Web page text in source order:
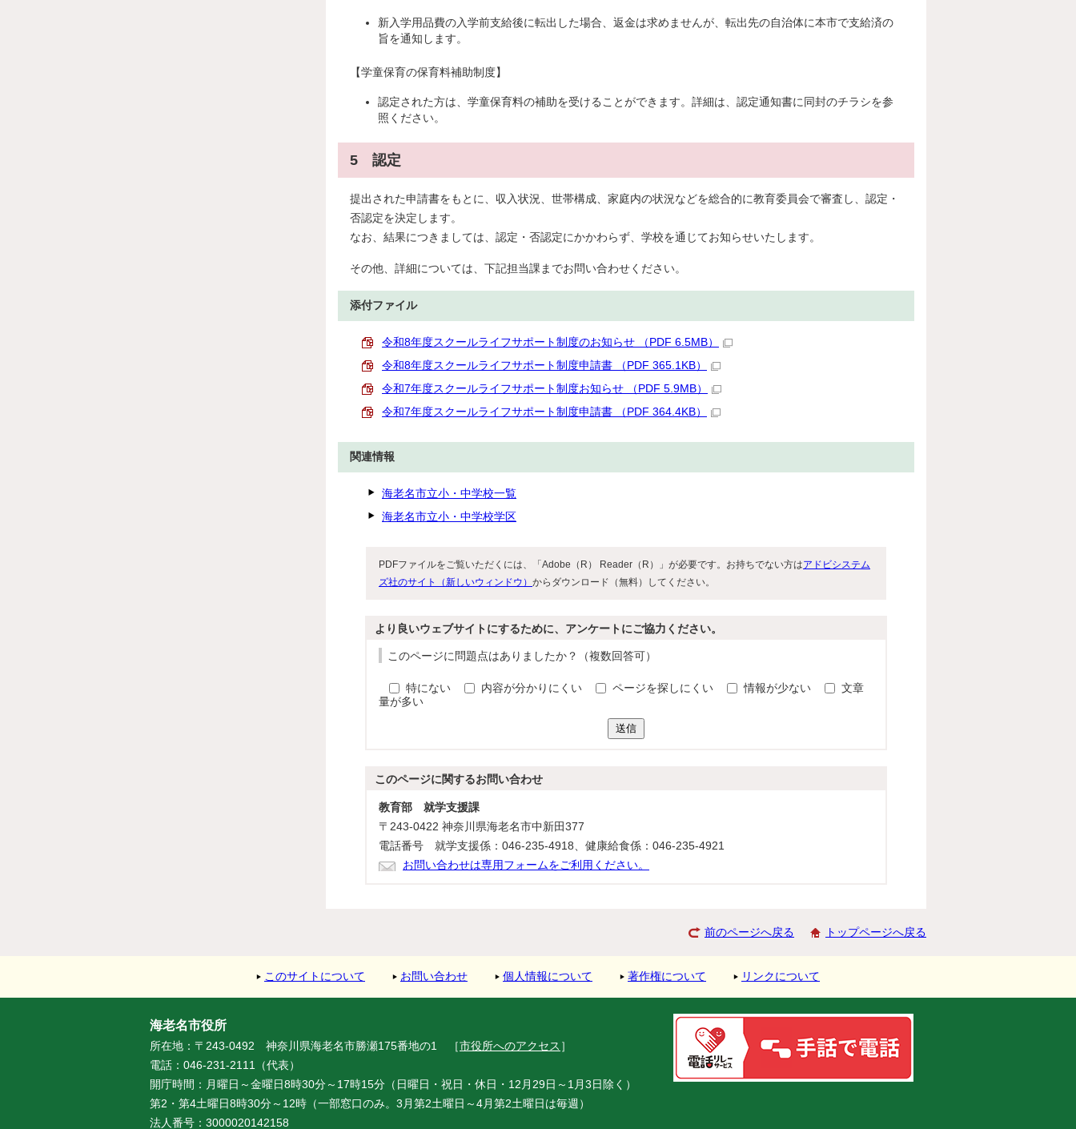
新入学用品費の入学前支給後に転出した場合、返金は求めませんが、転出先の自治体に本市で支給済の
旨を通知します。
【学童保育の保育料補助制度】
認定された方は、学童保育料の補助を受けることができます。詳細は、認定通知書に同封のチラシを参
照ください。
5 認定
提出された申請書をもとに、収入状況、世帯構成、家庭内の状況などを総合的に教育委員会で審査し、認定・
否認定を決定します。
なお、結果につきましては、認定・否認定にかかわらず、学校を通じてお知らせいたします。
その他、詳細については、下記担当課までお問い合わせください。
添付ファイル
令和8年度スクールライフサポート制度のお知らせ （PDF 6.5MB）
令和8年度スクールライフサポート制度申請書 （PDF 365.1KB）
令和7年度スクールライフサポート制度お知らせ （PDF 5.9MB）
令和7年度スクールライフサポート制度申請書 （PDF 364.4KB）
関連情報
海老名市立小・中学校一覧
海老名市立小・中学校学区
PDFファイルをご覧いただくには、「Adobe（R） Reader（R）」が必要です。お持ちでない方はアドビシステム
ズ社のサイト（新しいウィンドウ） からダウンロード（無料）してください。
より良いウェブサイトにするために、アンケートにご協力ください。
このページに問題点はありましたか？（複数回答可）
特にない 内容が分かりにくい ページを探しにくい 情報が少ない
文章
量が多い
送信
このページに関するお問い合わせ
教育部 就学支援課
〒243-0422 神奈川県海老名市中新田377
電話番号 就学支援係：046-235-4918、健康給食係：046-235-4921
お問い合わせは専用フォームをご利用ください。
前のページへ戻る トップページへ戻る
このサイトについて お問い合わせ 個人情報について 著作権について リンクについて
海老名市役所
所在地：〒243-0492 神奈川県海老名市勝瀬175番地の1 ［市役所へのアクセス ］
電話：046-231-2111（代表）
開庁時間：月曜日～金曜日8時30分～17時15分（日曜日・祝日・休日・12月29日～1月3日除く）
第2・第4土曜日8時30分～12時（一部窓口のみ。3月第2土曜日～4月第2土曜日は毎週）
法人番号：3000020142158